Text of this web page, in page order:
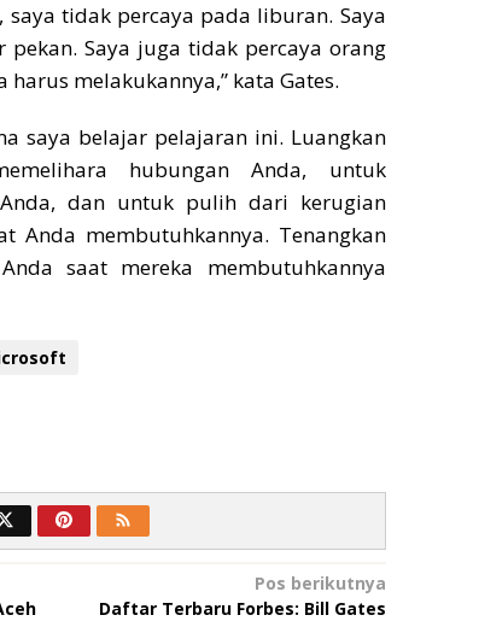
saya tidak percaya pada liburan. Saya
Saya juga tidak percaya orang
harus melakukannya,” kata Gates.
saya belajar pelajaran ini. Luangkan
hubungan Anda, untuk
Anda, dan untuk pulih dari kerugian
Anda membutuhkannya. Tenangkan
saat mereka membutuhkannya
Pos berikutnya
Daftar Terbaru Forbes: Bill Gates